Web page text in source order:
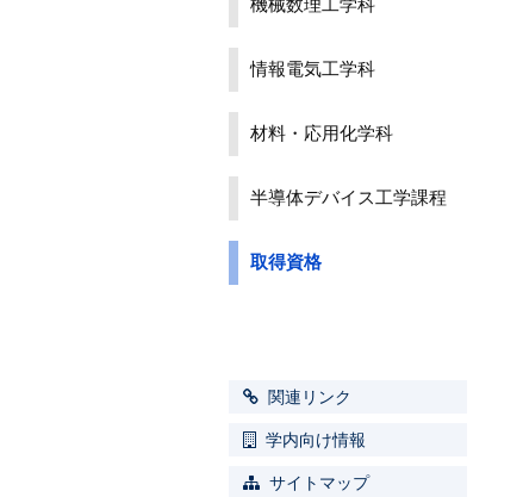
機械数理工学科
情報電気工学科
材料・応用化学科
半導体デバイス工学課程
取得資格
関連リンク
学内向け情報
サイトマップ